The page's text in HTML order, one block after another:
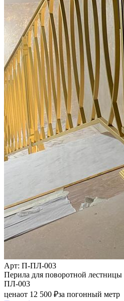
Арт: П-ПЛ-003
Перила для поворотной
ПЛ-003
ценаот 12 500 ₽за погонный метр